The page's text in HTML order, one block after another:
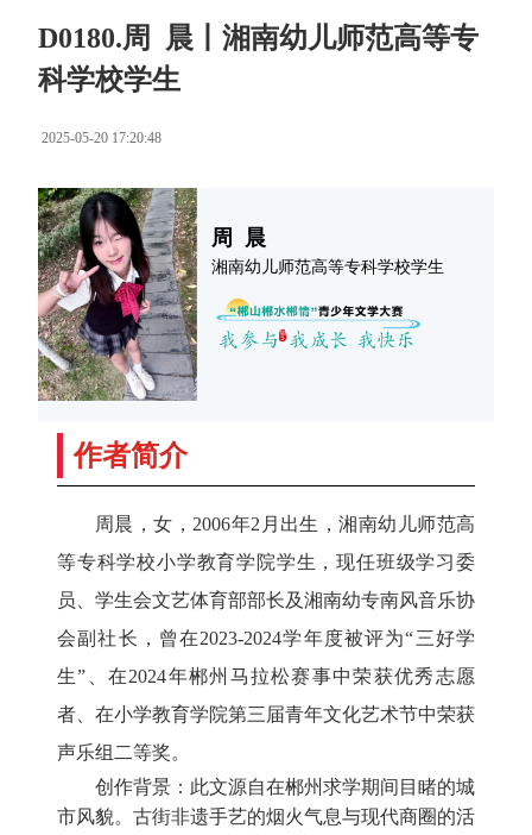
D0180.周 晨丨湘南幼儿师范高等专
科学校学生
2025-05-20 17:20:48
周 晨
湘南幼儿师范高等专科学校学生
作者简介
周晨，女，2006年2月出生，湘南幼儿师范高
等专科学校小学教育学院学生，现任班级学习委
员、学生会文艺体育部部长及湘南幼专南风音乐协
会副社长，曾在2023-2024学年度被评为“三好学
生”、在2024年郴州马拉松赛事中荣获优秀志愿
者、在小学教育学院第三届青年文化艺术节中荣获
声乐组二等奖。
创作背景：此文源自在郴州求学期间目睹的城
市风貌。古街非遗手艺的烟火气息与现代商圈的活